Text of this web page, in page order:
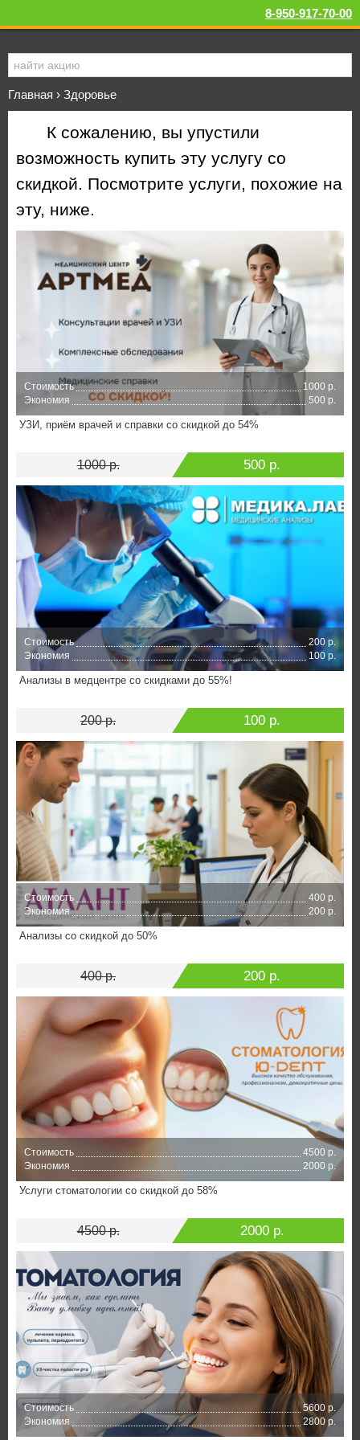
8-950-917-70-00
Главная › Здоровье
К сожалению, вы упустили
возможность купить эту услугу со
скидкой. Посмотрите услуги, похожие на
эту, ниже.
Стоимость
1000 р.
Экономия
500 р.
УЗИ, приём врачей и справки со скидкой до 54%
1000 р. 500 р.
Стоимость
200 р.
Экономия
100 р.
Анализы в медцентре со скидками до 55%!
200 р. 100 р.
Стоимость
400 р.
Экономия
200 р.
Анализы со скидкой до 50%
400 р. 200 р.
Стоимость
4500 р.
Экономия
2000 р.
Услуги стоматологии со скидкой до 58%
4500 р. 2000 р.
Стоимость
5600 р.
Экономия
2800 р.